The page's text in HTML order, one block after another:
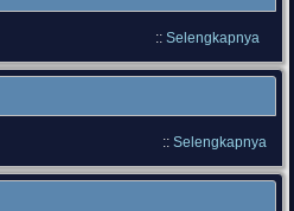
:: Selengkapnya
:: Selengkapnya